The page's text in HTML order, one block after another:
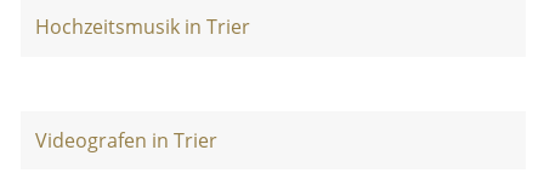
Hochzeitsmusik in Trier
Videografen in Trier